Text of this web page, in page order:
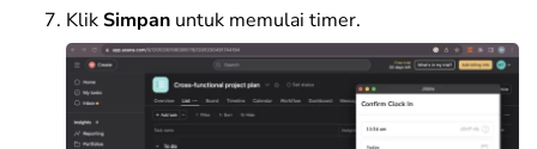
KlikSimpan untuk memulai timer.